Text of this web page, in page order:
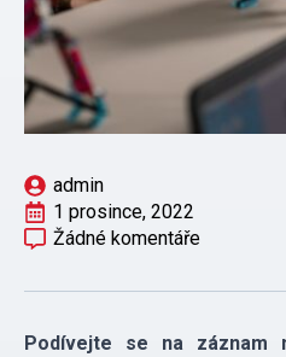
admin
1 prosince, 2022
Žádné komentáře
Podívejte se na záznam